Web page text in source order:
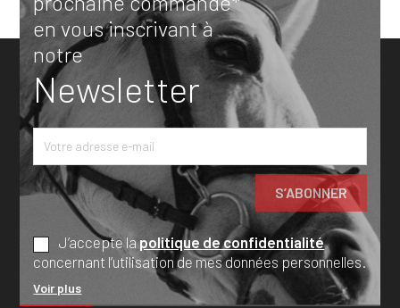
en vous inscrivant à
notre
Newsletter
J’accepte lapolitique de confidentialité
concernant l’utilisation de mes données personnelles.
Voir plus